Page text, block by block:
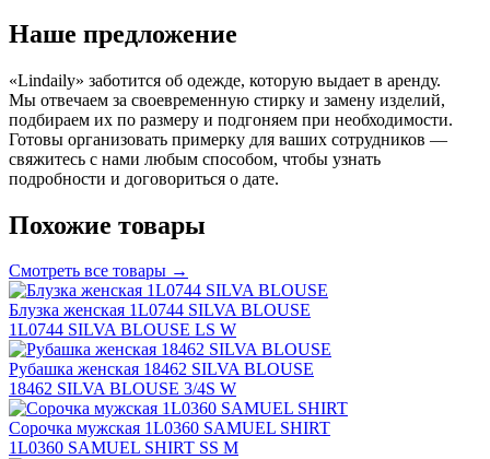
Наше предложение
«Lindaily» заботится об одежде, которую выдает в аренду.
Мы отвечаем за своевременную стирку и замену изделий,
подбираем их по размеру и подгоняем при необходимости.
Готовы организовать примерку для ваших сотрудников —
свяжитесь с нами любым способом, чтобы узнать
подробности и договориться о дате.
Похожие товары
Смотреть все товары →
Блузка женская 1L0744 SILVA BLOUSE
1L0744 SILVA BLOUSE LS W
Рубашка женская 18462 SILVA BLOUSE
18462 SILVA BLOUSE 3/4S W
Сорочка мужская 1L0360 SAMUEL SHIRT
1L0360 SAMUEL SHIRT SS M